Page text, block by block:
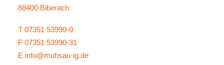
88400 Biberach
T 07351 53990-0
F 07351 53990-31
E info@muhsau-ig.de